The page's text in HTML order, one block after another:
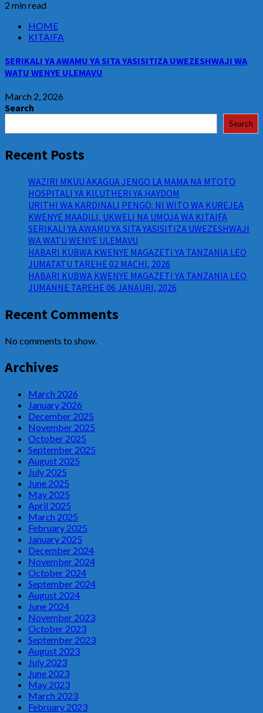
2 min read
HOME
KITAIFA
SERIKALI YA AWAMU YA SITA YASISITIZA UWEZESHWAJI WA
WATU WENYE ULEMAVU
March 2, 2026
Search
Search
Recent Posts
WAZIRI MKUU AKAGUA JENGO LA MAMA NA MTOTO
HOSPITALI YA KILUTHERI YA HAYDOM
URITHI WA KARDINALI PENGO: NI WITO WA KUREJEA
KWENYE MAADILI, UKWELI NA UMOJA WA KITAIFA
SERIKALI YA AWAMU YA SITA YASISITIZA UWEZESHWAJI
WA WATU WENYE ULEMAVU
HABARI KUBWA KWENYE MAGAZETI YA TANZANIA LEO
JUMATATU TAREHE 02 MACHI, 2026
HABARI KUBWA KWENYE MAGAZETI YA TANZANIA LEO
JUMANNE TAREHE 06 JANAURI, 2026
Recent Comments
No comments to show.
Archives
March 2026
January 2026
December 2025
November 2025
October 2025
September 2025
August 2025
July 2025
June 2025
May 2025
April 2025
March 2025
February 2025
January 2025
December 2024
November 2024
October 2024
September 2024
August 2024
June 2024
November 2023
October 2023
September 2023
August 2023
July 2023
June 2023
May 2023
March 2023
February 2023